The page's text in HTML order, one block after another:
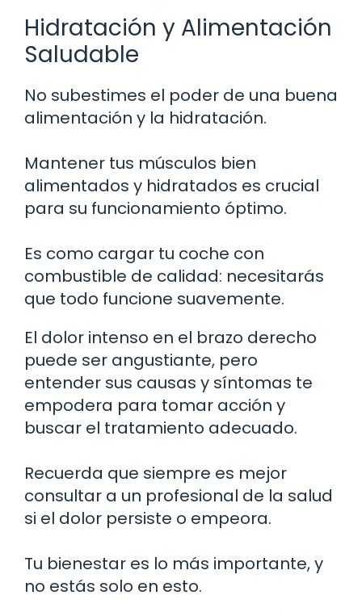
Hidratación y Alimentación
Saludable
No subestimes el poder de una buena
alimentación y la hidratación.
Mantener tus músculos bien
alimentados y hidratados es crucial
para su funcionamiento óptimo.
Es como cargar tu coche con
combustible de calidad: necesitarás
que todo funcione suavemente.
El dolor intenso en el brazo derecho
puede ser angustiante, pero
entender sus causas y síntomas te
empodera para tomar acción y
buscar el tratamiento adecuado.
Recuerda que siempre es mejor
consultar a un profesional de la salud
si el dolor persiste o empeora.
Tu bienestar es lo más importante, y
no estás solo en esto.